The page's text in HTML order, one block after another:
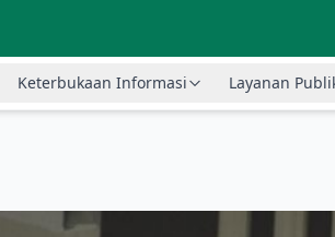
Keterbukaan Informasi Layanan